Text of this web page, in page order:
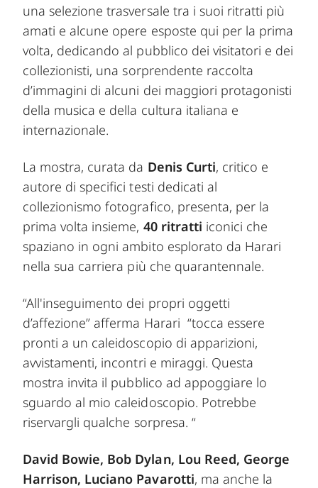
una selezione trasversale tra i suoi ritratti più
amati e alcune opere esposte qui per la prima
volta, dedicando al pubblico dei visitatori e dei
collezionisti, una sorprendente raccolta
d’immagini di alcuni dei maggiori protagonisti
della musica e della cultura italiana e
internazionale.
La mostra, curata da Denis Curti, critico e
autore di specifici testi dedicati al
collezionismo fotografico, presenta, per la
prima volta insieme, 40 ritratti iconici che
spaziano in ogni ambito esplorato da Harari
nella sua carriera più che quarantennale.
“All'inseguimento dei propri oggetti
d’affezione” afferma Harari “tocca essere
pronti a un caleidoscopio di apparizioni,
avvistamenti, incontri e miraggi. Questa
mostra invita il pubblico ad appoggiare lo
sguardo al mio caleidoscopio. Potrebbe
riservargli qualche sorpresa. “
David Bowie, Bob Dylan, Lou Reed, George
Harrison, Luciano Pavarotti, ma anche la